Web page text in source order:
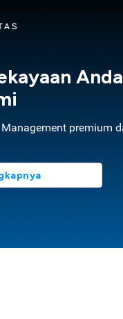
premium